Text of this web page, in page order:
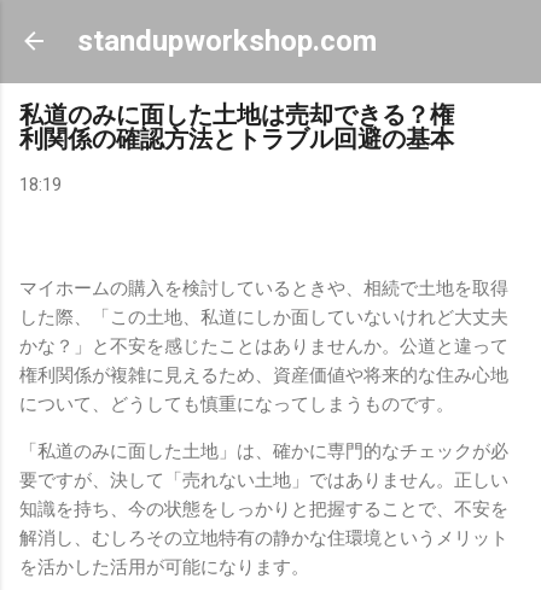
スキップしてメイン コンテンツに移動
standupworkshop.com
私道のみに面した土地は売却できる？権
利関係の確認方法とトラブル回避の基本
18:19
マイホームの購入を検討しているときや、相続で土地を取得
した際、「この土地、私道にしか面していないけれど大丈夫
かな？」と不安を感じたことはありませんか。公道と違って
権利関係が複雑に見えるため、資産価値や将来的な住み心地
について、どうしても慎重になってしまうものです。
「私道のみに面した土地」は、確かに専門的なチェックが必
要ですが、決して「売れない土地」ではありません。正しい
知識を持ち、今の状態をしっかりと把握することで、不安を
解消し、むしろその立地特有の静かな住環境というメリット
を活かした活用が可能になります。